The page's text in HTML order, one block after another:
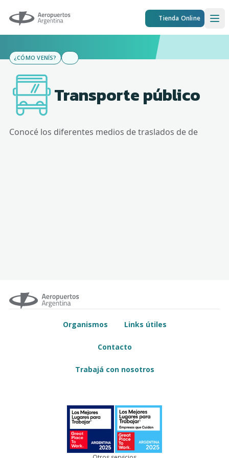
Aeropuertos Argentina Tienda Online
¿CÓMO VENÍS?
Transporte público
Conocé los diferentes medios de traslados de de
Organismos Links útiles
Contacto
Trabajá con nosotros